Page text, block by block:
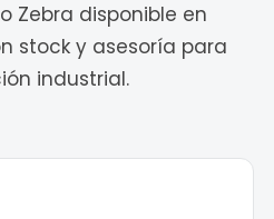
Zebra disponible en
stock y asesoría para
industrial.